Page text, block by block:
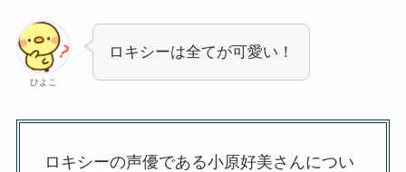
ひよこ
ロキシーは全てが可愛い！
ロキシーの声優である小原好美さんについ